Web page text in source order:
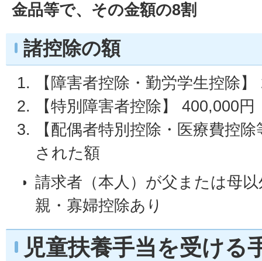
金品等で、その金額の8割
諸控除の額
【障害者控除・勤労学生控除
【特別障害者控除】 400,000円
【配偶者特別控除・医療費控
された額
請求者（本人）が父または母
親・寡婦控除あり
児童扶養手当を受ける